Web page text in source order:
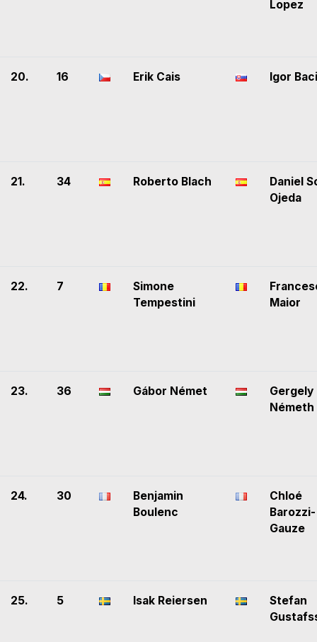
Lopez
20. 16 Erik Cais Igor
21. 34 Roberto Blach
Daniel
Ojeda
22. 7
Simone
Tempestini
Maior
23. 36 Gábor Német
Gergely
Németh
24. 30
Benjamin
Boulenc
Chloé
Barozzi-
Gauze
25. 5 Isak Reiersen
Stefan